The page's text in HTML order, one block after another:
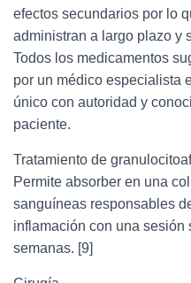
efectos secundarios por lo
administran a largo plazo y
Todos los medicamentos
por un médico especialista
único con autoridad y
paciente.
Tratamiento de
Permite absorber en una
sanguíneas responsables
inflamación con una sesión
semanas. [9]